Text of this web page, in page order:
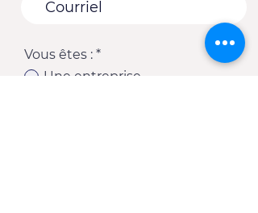
Vous êtes : *
Une entreprise